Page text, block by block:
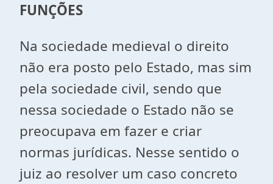
FUNÇÕES
Na sociedade medieval o direito
não era posto pelo Estado, mas sim
pela sociedade civil, sendo que
nessa sociedade o Estado não se
preocupava em fazer e criar
normas jurídicas. Nesse sentido o
juiz ao resolver um caso concreto